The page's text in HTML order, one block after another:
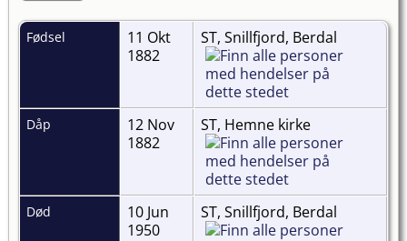
Fødsel
11 Okt
1882
ST, Snillfjord, Berdal
Dåp
12 Nov
1882
ST, Hemne kirke
Død
10 Jun
1950
ST, Snillfjord, Berdal